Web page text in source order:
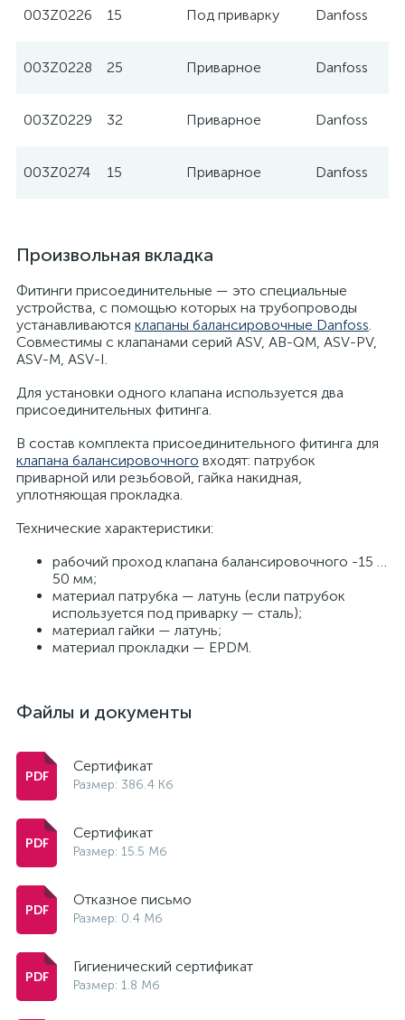
003Z0226 15 Под приварку Danfoss
003Z0228 25 Приварное Danfoss
003Z0229 32 Приварное Danfoss
003Z0274 15 Приварное Danfoss
Произвольная вкладка
Фитинги присоединительные — это специальные
устройства, с помощью которых на трубопроводы
устанавливаются клапаны балансировочные Danfoss.
Совместимы с клапанами серий ASV, AB-QM, ASV-PV,
ASV-M, ASV-I.
Для установки одного клапана используется два
присоединительных фитинга.
В состав комплекта присоединительного фитинга для
клапана балансировочного входят: патрубок
приварной или резьбовой, гайка накидная,
уплотняющая прокладка.
Технические характеристики:
рабочий проход клапана балансировочного -15 …
50 мм;
материал патрубка — латунь (если патрубок
используется под приварку — сталь);
материал гайки — латунь;
материал прокладки — EPDM.
Файлы и документы
Сертификат
Размер: 386.4 Кб
Сертификат
Размер: 15.5 Мб
Отказное письмо
Размер: 0.4 Мб
Гигиенический сертификат
Размер: 1.8 Мб